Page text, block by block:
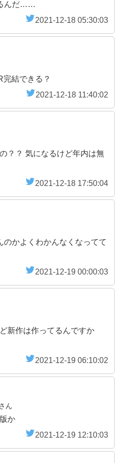
んだ……
2021-12-18 05:30:03
結できる？
2021-12-18 11:40:02
？？ 気になるけど年内は無
2021-12-18 17:50:04
のかよくわかんなくなってて
2021-12-19 00:00:03
新作は作ってるんですか
2021-12-19 06:10:02
ん
か
2021-12-19 12:10:03